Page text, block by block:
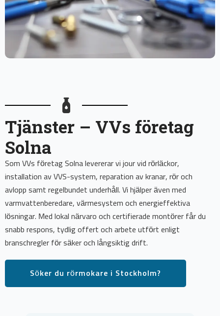
Tjänster – VVs företag
Solna
Som VVs företag Solna levererar vi jour vid rörläckor,
installation av VVS-system, reparation av kranar, rör och
avlopp samt regelbundet underhåll. Vi hjälper även med
varmvattenberedare, värmesystem och energieffektiva
lösningar. Med lokal närvaro och certifierade montörer får du
snabb respons, tydlig offert och arbete utfört enligt
branschregler för säker och långsiktig drift.
Söker du rörmokare i Stockholm?